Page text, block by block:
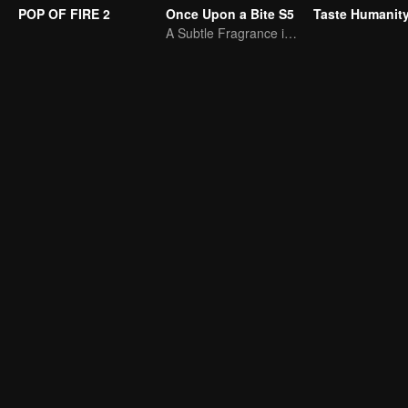
POP OF FIRE 2
Once Upon a Bite S5
A Subtle Fragrance in Flavor